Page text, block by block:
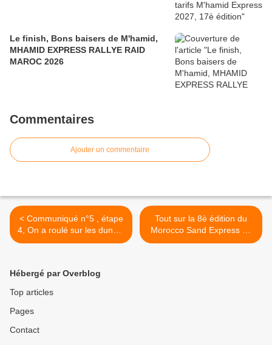
Le finish, Bons baisers de M'hamid,
MHAMID EXPRESS RALLYE RAID
MAROC 2026
Commentaires
Ajouter un commentaire
< Communiqué n°5 , étape
4, On a roulé sur les dunes,
M'hamid Express 2020
Tout sur la 8è édition du
Morocco Sand Express du
03 au 08 mai 2020 >
Hébergé par Overblog
Top articles
Pages
Contact